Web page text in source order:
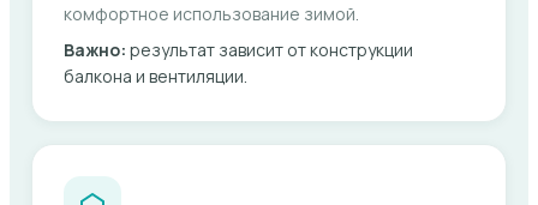
комфортное использование зимой.
Важно: результат зависит от конструкции
балкона и вентиляции.